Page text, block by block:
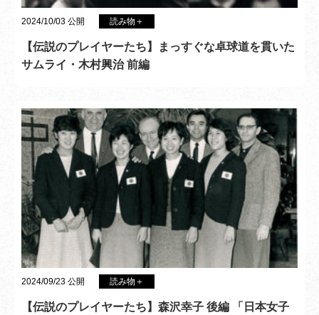
2024/10/03 公開 読み物＋
【伝説のプレイヤーたち】まっすぐな卓球道を貫いた
サムライ・木村興治 前編
2024/09/23 公開 読み物＋
【伝説のプレイヤーたち】森沢幸子 後編 「日本女子